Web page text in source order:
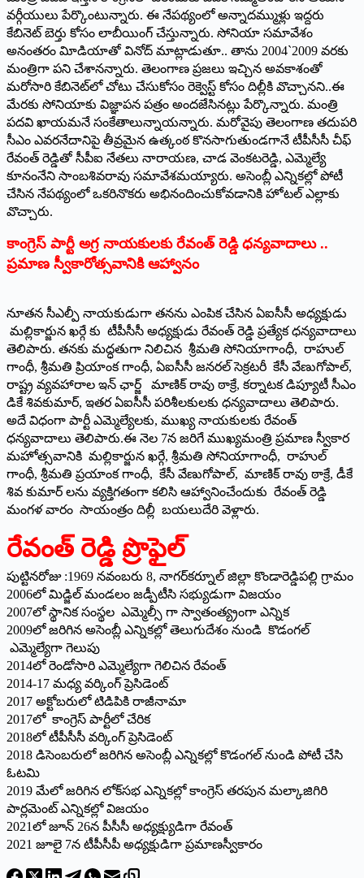
వర్గీయులు పేర్కొంటున్నారు. ఈ నేపథ్యంలో అన్నాదమ్ముళ్లు ఇద్దరు
కేబినెట్‌ బెర్తు కోసం లాబీయింగ్‌ చేస్తున్నారు. సోనియా సమావేశం
అనంతరం విూడియాతో వినోద్‌ మాట్లాడుతూ.. తాను 2004`2009 వరకు
మంత్రిగా పని చేశానన్నారు. తెలంగాణ ప్రజలు ఇచ్చిన అవకాశంతో
మరోసారి కేబినెట్‌లో చోటు చేసుకోసం రెక్వెస్ట్‌ కోసం దిల్లీకి వొచ్చానని..ఈ
మేరకు సోనియాకు విజ్ఞాపన పత్రం అందజేసినట్లు పేర్కొన్నారు. మంత్రి
పదవి ఖాయమనే సంకేతాలున్నాయన్నారు. మరోవైపు తెలంగాణ తదుపరి
సీఎం ఎవరనేదానిపై తీవ్రమైన ఉత్కంఠ కొనసాగుతుండగానే టీపీసీసీ చీఫ్‌
రేవంత్‌ రెడ్డితో సీపీఐ నేతలు నారాయణ, చాడ వెంకటరెడ్డి, ఎమ్మెల్యే
కూనంనేని సాంబశివరావు సమావేశమయ్యారు. అసెంబ్లీ ఎన్నికల్లో పోటీ
చేసిన నేపథ్యంలో ఒకరినొకరు అభినందించుకోవడానికి హోటల్‌ ఎల్లాకు
వొచ్చారు.
కాంగ్రెస్‌ పార్టీ అగ్ర నాయకులకు రేవంత్‌ రెడ్డి ధన్యవాదాలు ..
ప్రమాణ స్వీకారోత్సవానికి ఆహ్వానం
నూతన సీఎల్పీ నాయకుడుగా తనను ఎంపిక చేసిన ఏఐసీసీ అధ్యక్షుడు
మల్లికార్జున ఖర్గే కు టీపీసీసీ అధ్యక్షుడు రేవంత్‌ రెడ్డి ప్రత్యేక ధన్యవాదాలు
తెలిపారు. తనకు మద్ధతుగా నిలిచిన శ్రీమతి సోనియాగాంధీ, రాహుల్‌
గాంధీ, శ్రీమతి ప్రియాంక గాంధీ, ఏఐసీసీ జనరల్‌ సెక్రటరీ కేసీ వేణుగోపాల్‌,
రాష్ట్ర వ్యవహారాల ఇన్‌ ఛార్జ్‌ మాణిక్‌ రావు ఠాక్రే, కర్నాటక డిప్యూటీ సీఎం
డికే శివకుమార్‌, ఇతర ఏఐసీసీ పరిశీలకులకు ధన్యవాదాలు తెలిపారు.
అదే విధంగా పార్టీ ఎమ్మెల్యేలకు, ముఖ్య నాయకులకు రేవంత్‌
ధన్యవాదాలు తెలిపారు.ఈ నెల 7న జరిగే ముఖ్యమంత్రి ప్రమాణ స్వీకార
మహోత్సవానికి మల్లికార్జున ఖర్గే, శ్రీమతి సోనియాగాంధీ, రాహుల్‌
గాంధీ, శ్రీమతి ప్రయాంక గాంధీ, కేసీ వేణుగోపాల్‌, మాణిక్‌ రావు ఠాక్రే, డీకే
శివ కుమార్‌ లను వ్యక్తిగతంగా కలిసి ఆహ్వానించేందుకు రేవంత్‌ రెడ్డి
మంగళ వారం సాయంత్రం దిల్లీ బయలుదేరి వెళ్లారు.
రేవంత్‌ రెడ్డి ప్రొఫైల్‌
పుట్టినరోజు :1969 నవంబరు 8, నాగర్‌కర్నూల్‌ జిల్లా కొండారెడ్డిపల్లి గ్రామం
2006లో మిడ్జిల్‌ మండలం జడ్పీటీసి సభ్యుడుగా విజయం
2007లో స్థానిక సంస్థల ఎమ్మెల్సీ గా స్వాతంత్య్రంగా ఎన్నిక
2009లో జరిగిన అసెంబ్లీ ఎన్నికల్లో తెలుగుదేశం నుండి కొడంగల్‌
ఎమ్మెల్యేగా గెలుపు
2014లో రెండోసారి ఎమ్మెల్యేగా గెలిచిన రేవంత్‌
2014-17 మధ్య వర్కింగ్‌ ప్రెసిడెంట్‌
2017 అక్టోబరులో టిడిపికి రాజీనామా
2017లో కాంగ్రెస్‌ పార్టీలో చేరిక
2018లో టీపీసీసీ వర్కింగ్‌ ప్రెసిడెంట్‌
2018 డిసెంబరులో జరిగిన అసెంబ్లీ ఎన్నికల్లో కొడంగల్‌ నుండి పోటీ చేసి
ఓటమి
2019 మేలో జరిగిన లోక్‌సభ ఎన్నికల్లో కాంగ్రెస్‌ తరపున మల్కాజిగిరి
పార్లమెంట్‌ ఎన్నికల్లో విజయం
2021లో జూన్‌ 26న పీసీసీ అధ్యక్ష్యుడిగా రేవంత్‌
2021 జూలై 7న టీపీసీపీ అధ్యక్షుడిగా ప్రమాణస్వీకారం